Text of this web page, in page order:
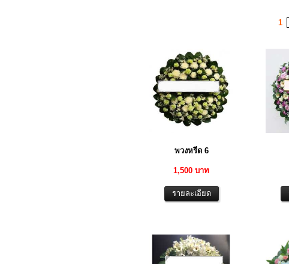
1
พวงหรีด 6
1,500 บาท